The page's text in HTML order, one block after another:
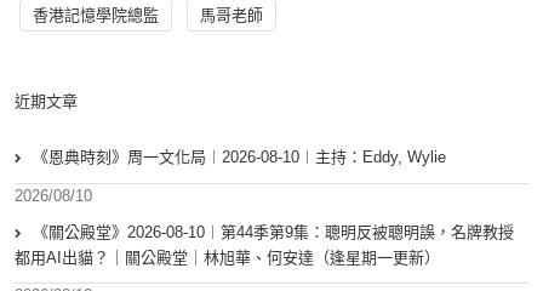
香港記憶學院總監 馬哥老師
近期文章
《恩典時刻》周一文化局︱2026-08-10︱主持：Eddy, Wylie
2026/08/10
《關公殿堂》2026-08-10︱第44季第9集：聰明反被聰明誤，名牌教授
都用AI出貓？｜關公殿堂｜林旭華、何安達（逢星期一更新）